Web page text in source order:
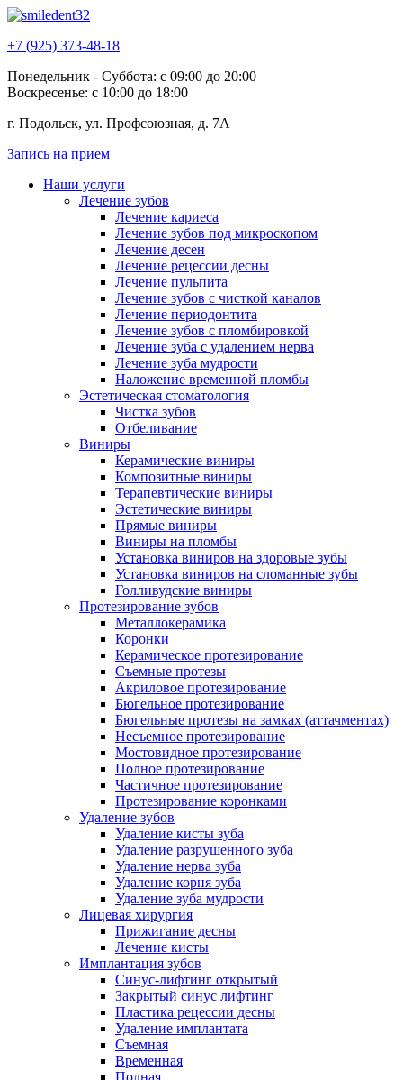
+7 (925) 373-48-18
Понедельник - Суббота: с 09:00 до 20:00
Воскресенье: с 10:00 до 18:00
г. Подольск, ул. Профсоюзная, д. 7А
Запись на прием
Наши услуги
Лечение зубов
Лечение кариеса
Лечение зубов под микроскопом
Лечение десен
Лечение рецессии десны
Лечение пульпита
Лечение зубов с чисткой каналов
Лечение периодонтита
Лечение зубов с пломбировкой
Лечение зуба с удалением нерва
Лечение зуба мудрости
Наложение временной пломбы
Эстетическая стоматология
Чистка зубов
Отбеливание
Виниры
Керамические виниры
Композитные виниры
Терапевтические виниры
Эстетические виниры
Прямые виниры
Виниры на пломбы
Установка виниров на здоровые зубы
Установка виниров на сломанные зубы
Голливудские виниры
Протезирование зубов
Металлокерамика
Коронки
Керамическое протезирование
Съемные протезы
Акриловое протезирование
Бюгельное протезирование
Бюгельные протезы на замках (аттачментах)
Несъемное протезирование
Мостовидное протезирование
Полное протезирование
Частичное протезирование
Протезирование коронками
Удаление зубов
Удаление кисты зуба
Удаление разрушенного зуба
Удаление нерва зуба
Удаление корня зуба
Удаление зуба мудрости
Лицевая хирургия
Прижигание десны
Лечение кисты
Имплантация зубов
Синус-лифтинг открытый
Закрытый синус лифтинг
Пластика рецессии десны
Удаление имплантата
Съемная
Временная
Полная